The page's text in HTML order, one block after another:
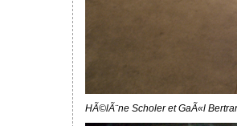
HÃ©lÃ¨ne Scholer et GaÃ«l